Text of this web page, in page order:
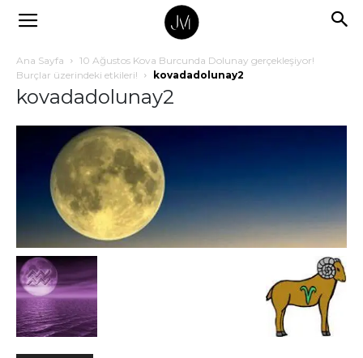
Ana Sayfa
10 Ağustos Kova Burcunda Dolunay gerçekleşiyor!
Burçlar üzerindeki etkileri!
kovadadolunay2
kovadadolunay2